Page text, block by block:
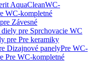
AquaCleanWC-
WC-kompletné
Závesné
pre Sprchovacie WC
pre Pre keramiky
Dizajnové panelyPre WC-
Pre WC-kompletné